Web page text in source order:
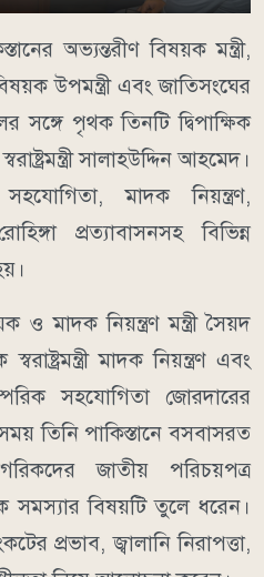
অভ্যন্তরীণ বিষয়ক মন্ত্রী,
উপমন্ত্রী এবং জাতিসংঘের
সঙ্গে পৃথক তিনটি দ্বিপাক্ষিক
সালাহউদ্দিন আহমেদ।
মাদক নিয়ন্ত্রণ,
প্রত্যাবাসনসহ বিভিন্ন
ও মাদক নিয়ন্ত্রণ মন্ত্রী সৈয়দ
মাদক নিয়ন্ত্রণ এবং
সহযোগিতা জোরদারের
তিনি পাকিস্তানে বসবাসরত
জাতীয় পরিচয়পত্র
সমস্যার বিষয়টি তুলে ধরেন।
প্রভাব, জ্বালানি নিরাপত্তা,